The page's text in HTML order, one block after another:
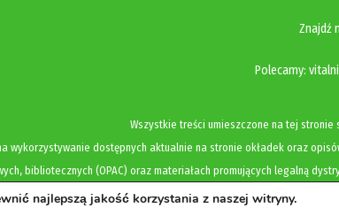
Znajdź
Polecamy:
Wszystkie treści umieszczone na tej stronie
wykorzystywanie dostępnych aktualnie na stronie okładek oraz
bibliotecznych (OPAC) oraz materiałach promujących legalną
Polityka
najlepszą jakość korzystania z naszej witryny.